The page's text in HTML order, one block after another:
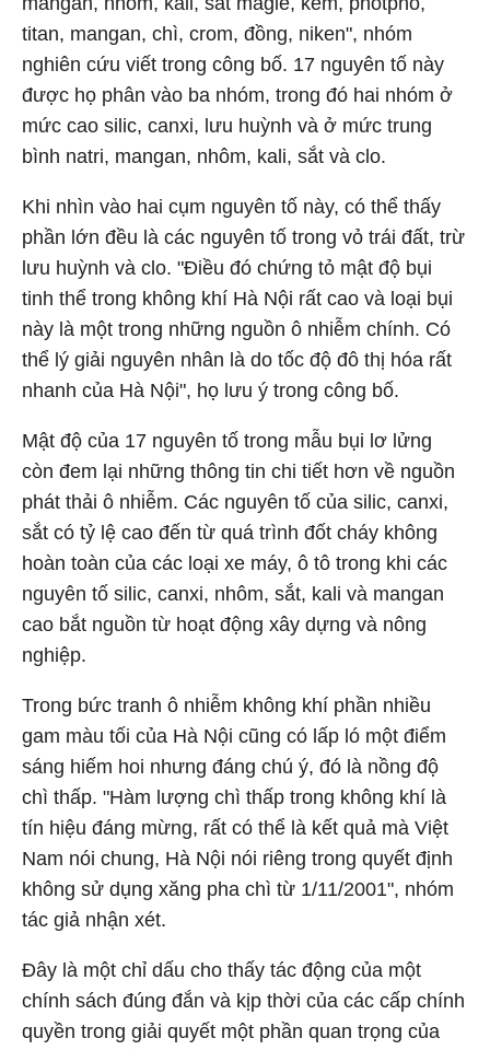
titan, mangan, chì, crom, đồng, niken", nhóm
nghiên cứu viết trong công bố. 17 nguyên tố này
được họ phân vào ba nhóm, trong đó hai nhóm ở
mức cao silic, canxi, lưu huỳnh và ở mức trung
bình natri, mangan, nhôm, kali, sắt và clo.
Khi nhìn vào hai cụm nguyên tố này, có thể thấy
phần lớn đều là các nguyên tố trong vỏ trái đất, trừ
lưu huỳnh và clo. "Điều đó chứng tỏ mật độ bụi
tinh thể trong không khí Hà Nội rất cao và loại bụi
này là một trong những nguồn ô nhiễm chính. Có
thể lý giải nguyên nhân là do tốc độ đô thị hóa rất
nhanh của Hà Nội", họ lưu ý trong công bố.
Mật độ của 17 nguyên tố trong mẫu bụi lơ lửng
còn đem lại những thông tin chi tiết hơn về nguồn
phát thải ô nhiễm. Các nguyên tố của silic, canxi,
sắt có tỷ lệ cao đến từ quá trình đốt cháy không
hoàn toàn của các loại xe máy, ô tô trong khi các
nguyên tố silic, canxi, nhôm, sắt, kali và mangan
cao bắt nguồn từ hoạt động xây dựng và nông
nghiệp.
Trong bức tranh ô nhiễm không khí phần nhiều
gam màu tối của Hà Nội cũng có lấp ló một điểm
sáng hiếm hoi nhưng đáng chú ý, đó là nồng độ
chì thấp. "Hàm lượng chì thấp trong không khí là
tín hiệu đáng mừng, rất có thể là kết quả mà Việt
Nam nói chung, Hà Nội nói riêng trong quyết định
không sử dụng xăng pha chì từ 1/11/2001", nhóm
tác giả nhận xét.
Đây là một chỉ dấu cho thấy tác động của một
chính sách đúng đắn và kịp thời của các cấp chính
quyền trong giải quyết một phần quan trọng của